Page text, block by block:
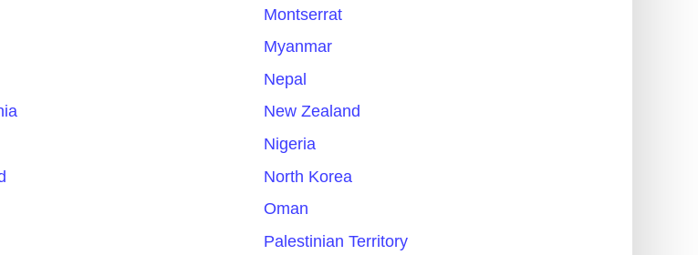
Montserrat
Myanmar
Nepal
New Zealand
Nigeria
North Korea
Oman
Palestinian Territory